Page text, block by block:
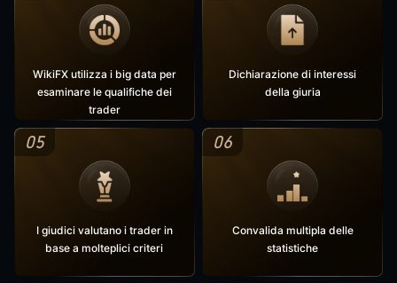
WikiFX utilizza i big data per
esaminare le qualifiche dei
trader
Dichiarazione di interessi
della giuria
05
I giudici valutano i trader in
base a molteplici criteri
06
Convalida multipla delle
statistiche